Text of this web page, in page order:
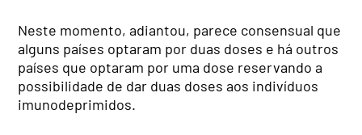
Neste momento, adiantou, parece consensual que
alguns países optaram por duas doses e há outros
países que optaram por uma dose reservando a
possibilidade de dar duas doses aos indivíduos
imunodeprimidos.